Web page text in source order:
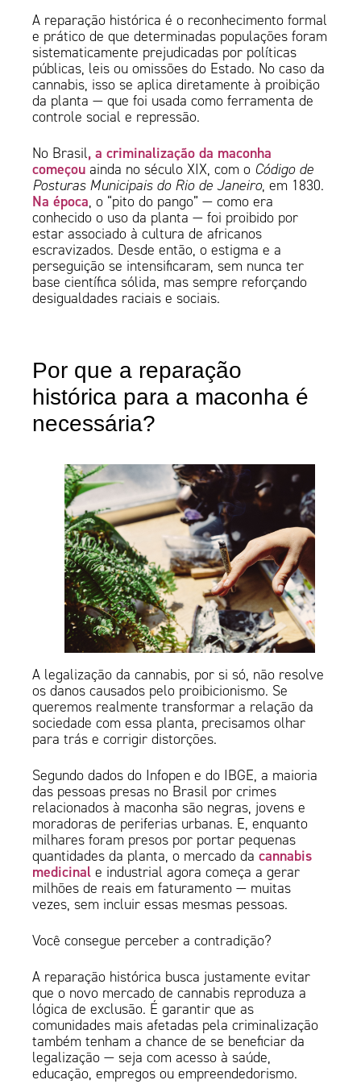
A reparação histórica é o reconhecimento formal
e prático de que determinadas populações foram
sistematicamente prejudicadas por políticas
públicas, leis ou omissões do Estado. No caso da
cannabis, isso se aplica diretamente à proibição
da planta — que foi usada como ferramenta de
controle social e repressão.
No Brasil, a criminalização da maconha
começou ainda no século XIX, com o Código de
Posturas Municipais do Rio de Janeiro, em 1830.
Na época, o “pito do pango” — como era
conhecido o uso da planta — foi proibido por
estar associado à cultura de africanos
escravizados. Desde então, o estigma e a
perseguição se intensificaram, sem nunca ter
base científica sólida, mas sempre reforçando
desigualdades raciais e sociais.
Por que a reparação
histórica para a maconha é
necessária?
A legalização da cannabis, por si só, não resolve
os danos causados pelo proibicionismo. Se
queremos realmente transformar a relação da
sociedade com essa planta, precisamos olhar
para trás e corrigir distorções.
Segundo dados do Infopen e do IBGE, a maioria
das pessoas presas no Brasil por crimes
relacionados à maconha são negras, jovens e
moradoras de periferias urbanas. E, enquanto
milhares foram presos por portar pequenas
quantidades da planta, o mercado dacannabis
medicinal e industrial agora começa a gerar
milhões de reais em faturamento — muitas
vezes, sem incluir essas mesmas pessoas.
Você consegue perceber a contradição?
A reparação histórica busca justamente evitar
que o novo mercado de cannabis reproduza a
lógica de exclusão. É garantir que as
comunidades mais afetadas pela criminalização
também tenham a chance de se beneficiar da
legalização — seja com acesso à saúde,
educação, empregos ou empreendedorismo.